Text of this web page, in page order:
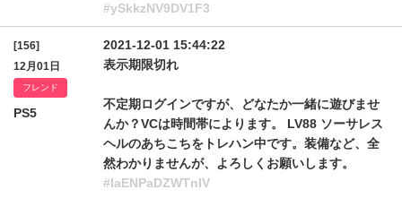
#ySkkzNV9DV1F3
[156]
12月01日
フレンド
PS5
2021-12-01 15:44:22
表示期限切れ
不定期ログインですが、どなたか一緒に遊びませ
んか？VCは時間帯によります。 LV88 ソーサレス
ヘルのあちこちをトレハン中です。装備など、全
然わかりませんが、よろしくお願いします。
#IaENPaDZWTnlV